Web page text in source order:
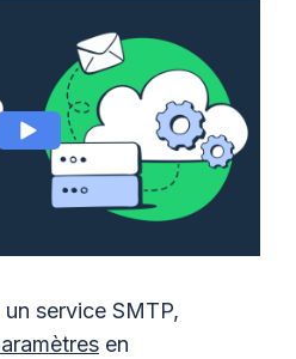
service SMTP,
en